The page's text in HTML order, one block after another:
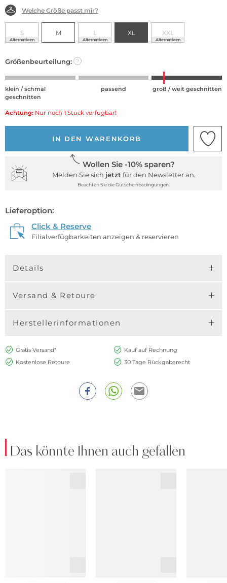
Welche Größe passt mir?
S
Alternativen
M L
Alternativen
XL XXL
Alternativen
Größenbeurteilung: ?
klein / schmal
geschnitten
passend groß / weit geschnitten
Achtung: Nur noch 1 Stück verfügbar!
IN DEN WARENKORB
Wollen Sie -10% sparen?
Melden Sie sich jetzt für den Newsletter an.
Beachten Sie die Gutscheinbedingungen.
Lieferoption:
Click & Reserve
Filialverfügbarkeiten anzeigen & reservieren
Details
Versand & Retoure
Herstellerinformationen
Gratis Versand*
Kauf auf Rechnung
Kostenlose Retoure
30 Tage Rückgaberecht
Das könnte Ihnen auch gefallen